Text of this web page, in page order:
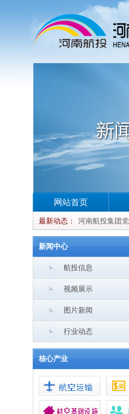
网站首页
最新动态：
河南航投集团
河南航投集团
河南航投集团
河南航投集团
新闻中心
航投信息
视频展示
图片新闻
行业动态
核心产业